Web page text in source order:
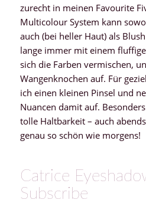
zurecht in meinen Favourite
Multicolour System kann
auch (bei heller Haut) als
lange immer mit einem
sich die Farben vermischen,
Wangenknochen auf. Für
ich einen kleinen Pinsel und
Nuancen damit auf.
tolle Haltbarkeit – auch
genau so schön wie morgens!
Catrice
Subscribe